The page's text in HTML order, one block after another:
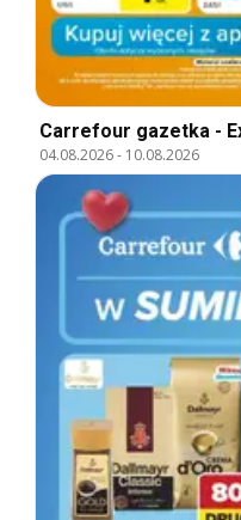
Carrefour gazetka -
04.08.2026- 10.08.2026